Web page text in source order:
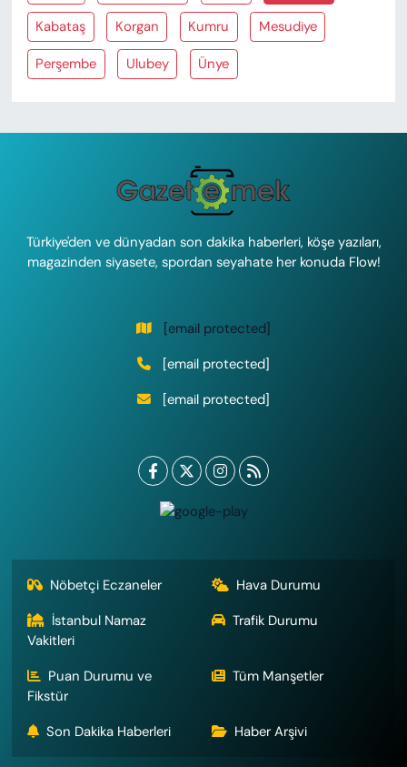
Kabataş Korgan Kumru Mesudiye
Perşembe Ulubey Ünye
Türkiye'den ve dünyadan son dakika haberleri, köşe yazıları,
magazinden siyasete, spordan seyahate her konuda Flow!
[email protected]
[email protected]
[email protected]
Nöbetçi Eczaneler
Hava Durumu
İstanbul Namaz
Vakitleri
Trafik Durumu
Puan Durumu ve
Fikstür
Tüm Manşetler
Son Dakika Haberleri Haber Arşivi